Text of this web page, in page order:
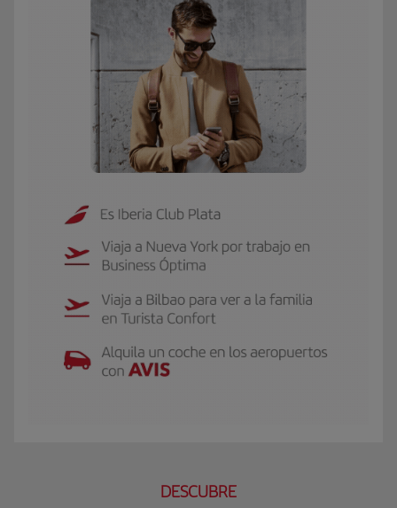
DESCUBRE